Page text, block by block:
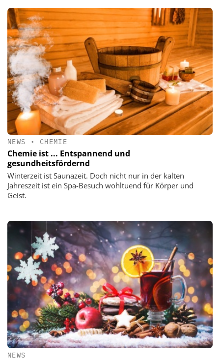
NEWS • CHEMIE
Chemie ist ... Entspannend und
gesundheitsfördernd
Winterzeit ist Saunazeit. Doch nicht nur in der kalten
Jahreszeit ist ein Spa-Besuch wohltuend für Körper und
Geist.
NEWS